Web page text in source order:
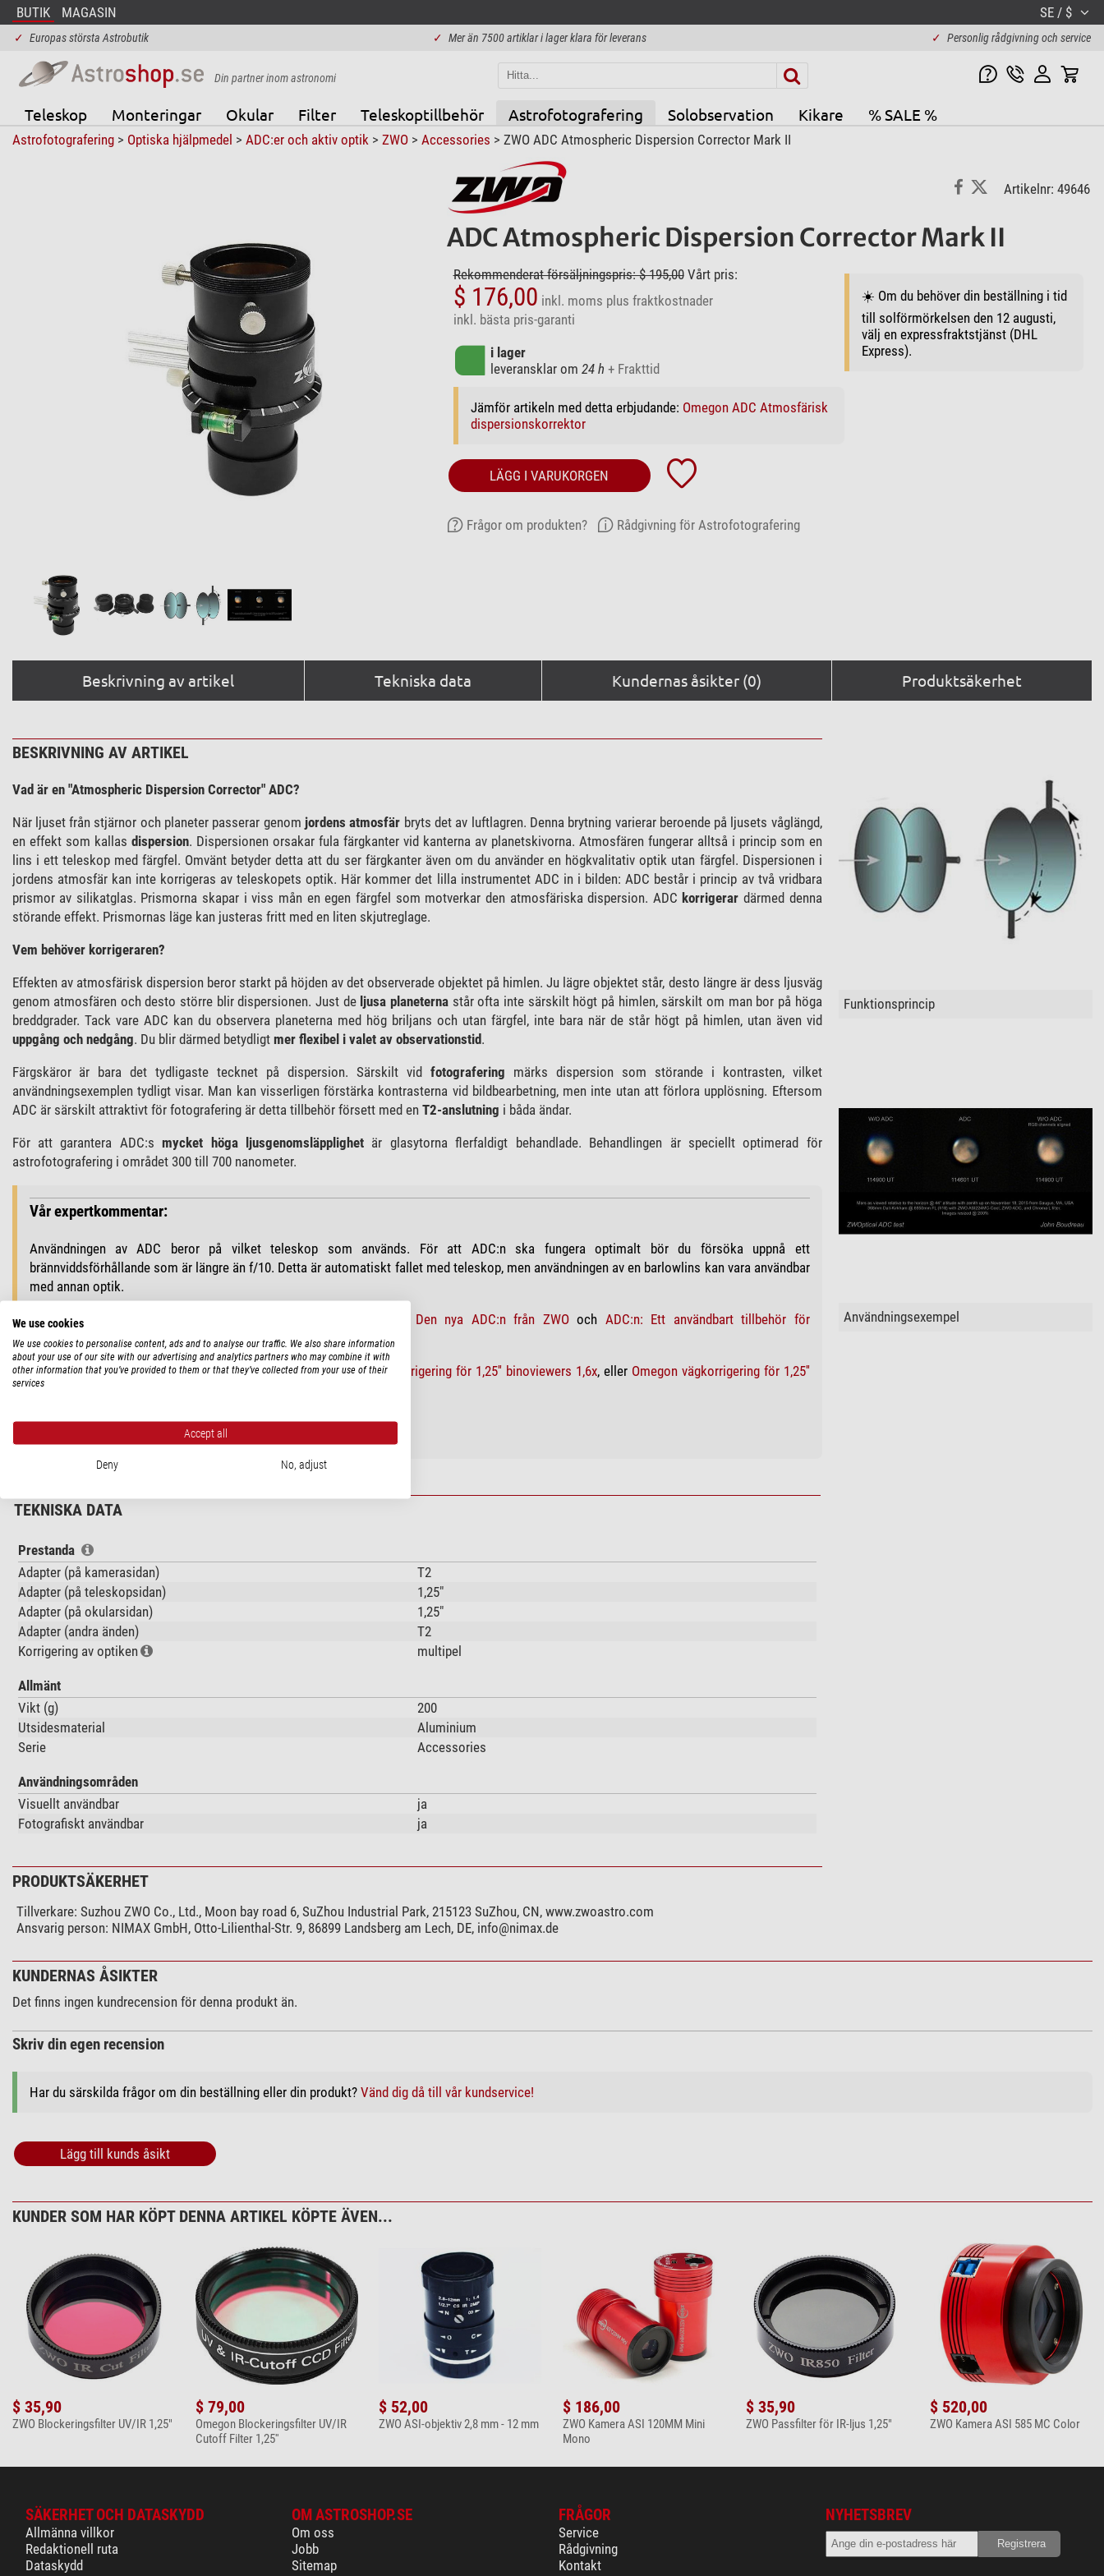
BUTIK MAGASIN SE / $
✓ Europas största Astrobutik ✓ Mer än 7500 artiklar i lager klara för leverans ✓ Personlig rådgivning och service
Din partner inom astronomi
Teleskop Monteringar Okular Filter Teleskoptillbehör Astrofotografering Solobservation Kikare % SALE %
Astrofotografering> Optiska hjälpmedel > ADC:er och aktiv optik > ZWO> Accessories > ZWO ADC Atmospheric Dispersion Corrector Mark II
Artikelnr: 49646
ADC Atmospheric Dispersion Corrector Mark II
Rekommenderat försäljningspris: $ 195,00Vårt pris:
$ 176,00 inkl. moms plus fraktkostnader
inkl. bästa pris-garanti
i lager
leveransklar om 24 h + Frakttid
Jämför artikeln med detta erbjudande: Omegon ADC Atmosfärisk
dispersionskorrektor
☀️ Om du behöver din beställning i tid
till solförmörkelsen den 12 augusti,
välj en expressfraktstjänst (DHL
Express).
LÄGG I VARUKORGEN
Frågor om produkten? Rådgivning för Astrofotografering
Beskrivning av artikel Tekniska data Kundernas åsikter (0) Produktsäkerhet
BESKRIVNING AV ARTIKEL
Vad är en "Atmospheric Dispersion Corrector" ADC?
När ljuset från stjärnor och planeter passerar genom jordens atmosfär bryts det av luftlagren. Denna brytning varierar beroende på ljusets våglängd,
en effekt som kallas dispersion. Dispersionen orsakar fula färgkanter vid kanterna av planetskivorna. Atmosfären fungerar alltså i princip som en
lins i ett teleskop med färgfel. Omvänt betyder detta att du ser färgkanter även om du använder en högkvalitativ optik utan färgfel. Dispersionen i
jordens atmosfär kan inte korrigeras av teleskopets optik. Här kommer det lilla instrumentet ADC in i bilden: ADC består i princip av två vridbara
prismor av silikatglas. Prismorna skapar i viss mån en egen färgfel som motverkar den atmosfäriska dispersion. ADCkorrigerar därmed denna
störande effekt. Prismornas läge kan justeras fritt med en liten skjutreglage.
Vem behöver korrigeraren?
Effekten av atmosfärisk dispersion beror starkt på höjden av det observerade objektet på himlen. Ju lägre objektet står, desto längre är dess ljusväg
genom atmosfären och desto större blir dispersionen. Just de ljusa planeterna står ofta inte särskilt högt på himlen, särskilt om man bor på höga
breddgrader. Tack vare ADC kan du observera planeterna med hög briljans och utan färgfel, inte bara när de står högt på himlen, utan även vid
uppgång och nedgång. Du blir därmed betydligt mer flexibel i valet av observationstid.
Färgskäror är bara det tydligaste tecknet på dispersion. Särskilt vidfotografering märks dispersion som störande i kontrasten, vilket
användningsexemplen tydligt visar. Man kan visserligen förstärka kontrasterna vid bildbearbetning, men inte utan att förlora upplösning. Eftersom
ADC är särskilt attraktivt för fotografering är detta tillbehör försett med en T2-anslutning i båda ändar.
För att garantera ADC:smycket höga ljusgenomsläpplighet är glasytorna flerfaldigt behandlade. Behandlingen är speciellt optimerad för
astrofotografering i området 300 till 700 nanometer.
Vår expertkommentar:
Användningen av ADC beror på vilket teleskop som används. För att ADC:n ska fungera optimalt bör du försöka uppnå ett
brännviddsförhållande som är längre än f/10. Detta är automatiskt fallet med teleskop, men användningen av en barlowlins kan vara användbar
med annan optik.
Du kan hitta användbara tips om detta ämne i vår astroblogg: Den nya ADC:n från ZWOoch ADC:n: Ett användbart tillbehör för
planetobservatörer
Vi rekommenderar den skruvbara barlowen för ADC:Omegon vägkorrigering för 1,25'' binoviewers 1,6x, eller Omegon vägkorrigering för 1,25''
binoviewers 2x
(Bernd Gährken)
TEKNISKA DATA
Prestanda
Adapter (på kamerasidan)
T2
Adapter (på teleskopsidan)
1,25"
Adapter (på okularsidan)
1,25"
Adapter (andra änden)
T2
Korrigering av optiken
multipel
Allmänt
Vikt (g)
200
Utsidesmaterial
Aluminium
Serie
Accessories
Användningsområden
Visuellt användbar
ja
Fotografiskt användbar
ja
PRODUKTSÄKERHET
Tillverkare: Suzhou ZWO Co., Ltd., Moon bay road 6, SuZhou Industrial Park, 215123 SuZhou, CN, www.zwoastro.com
Ansvarig person: NIMAX GmbH, Otto-Lilienthal-Str. 9, 86899 Landsberg am Lech, DE, info@nimax.de
Funktionsprincip
Användningsexempel
KUNDERNAS ÅSIKTER
Det finns ingen kundrecension för denna produkt än.
Skriv din egen recension
Har du särskilda frågor om din beställning eller din produkt? Vänd dig då till vår kundservice!
Lägg till kunds åsikt
KUNDER SOM HAR KÖPT DENNA ARTIKEL KÖPTE ÄVEN...
$ 35,90
ZWO Blockeringsfilter UV/IR 1,25"
$ 79,00
Omegon Blockeringsfilter UV/IR
Cutoff Filter 1,25''
$ 52,00
ZWO ASI-objektiv 2,8 mm - 12 mm
$ 186,00
ZWO Kamera ASI 120MM Mini
Mono
$ 35,90
ZWO Passfilter för IR-ljus 1,25"
$ 520,00
ZWO Kamera ASI 585 MC Color
SÄKERHET OCH DATASKYDD
Allmänna villkor
Redaktionell ruta
Dataskydd
OM ASTROSHOP.SE
Om oss
Jobb
Sitemap
FRÅGOR
Service
Rådgivning
Kontakt
NYHETSBREV
We use cookies
We use cookies to personalise content, ads and to analyse our traffic. We also share information
about your use of our site with our advertising and analytics partners who may combine it with
other information that you’ve provided to them or that they’ve collected from your use of their
services
Accept all
Deny No, adjust